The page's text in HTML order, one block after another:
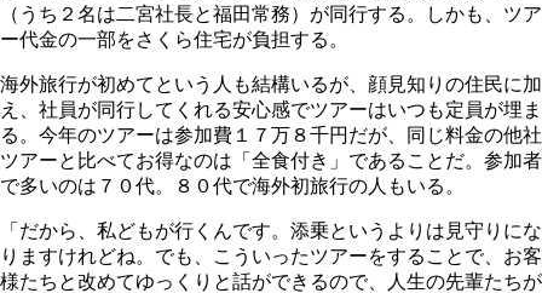
（うち２名は二宮社長と福田常務）が同行する。しかも、ツア
ー代金の一部をさくら住宅が負担する。
海外旅行が初めてという人も結構いるが、顔見知りの住民に加
え、社員が同行してくれる安心感でツアーはいつも定員が埋ま
る。今年のツアーは参加費１７万８千円だが、同じ料金の他社
ツアーと比べてお得なのは「全食付き」であることだ。参加者
で多いのは７０代。８０代で海外初旅行の人もいる。
「だから、私どもが行くんです。添乗というよりは見守りにな
りますけれどね。でも、こういったツアーをすることで、お客
様たちと改めてゆっくりと話ができるので、人生の先輩たちが